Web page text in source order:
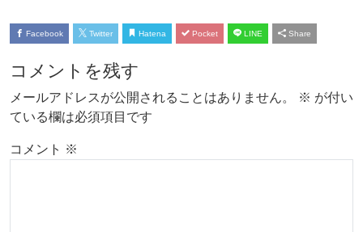
Facebook Twitter Hatena Pocket LINE Share
コメントを残す
メールアドレスが公開されることはありません。 ※ が付い
ている欄は必須項目です
コメント ※